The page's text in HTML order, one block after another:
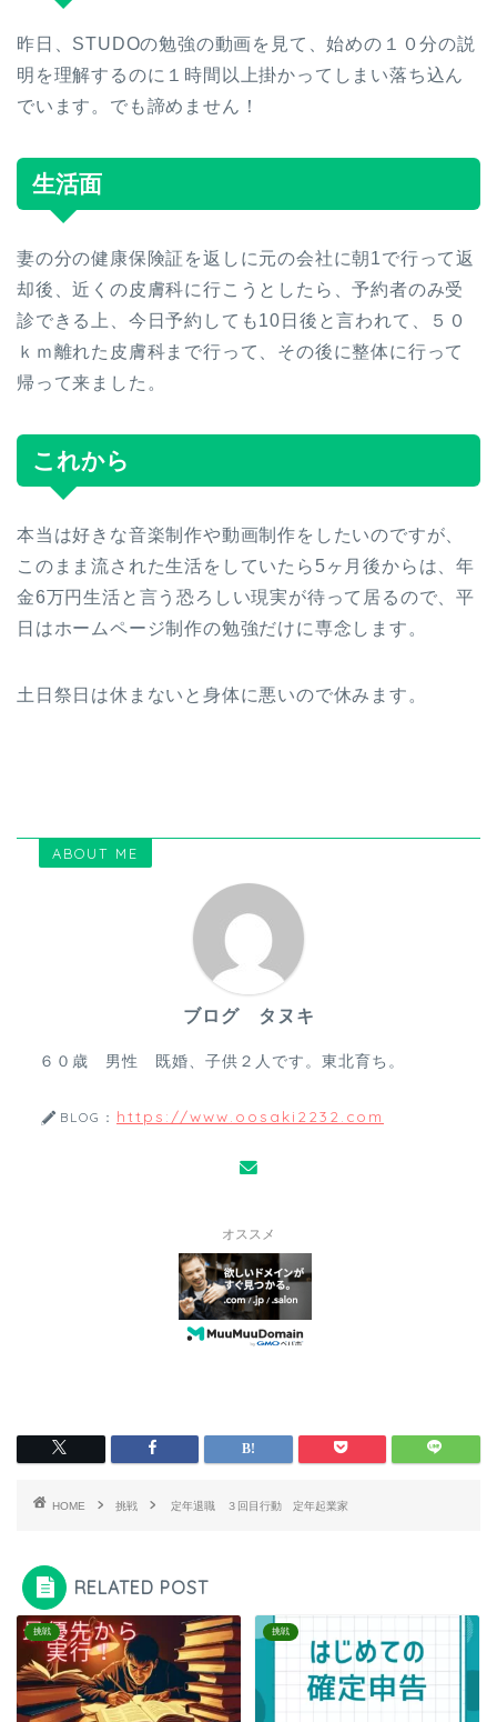
昨日、STUDOの勉強の動画を見て、始めの１０分の説
明を理解するのに１時間以上掛かってしまい落ち込ん
でいます。でも諦めません！
生活面
妻の分の健康保険証を返しに元の会社に朝1で行って返
却後、近くの皮膚科に行こうとしたら、予約者のみ受
診できる上、今日予約しても10日後と言われて、５０
ｋｍ離れた皮膚科まで行って、その後に整体に行って
帰って来ました。
これから
本当は好きな音楽制作や動画制作をしたいのですが、
このまま流された生活をしていたら5ヶ月後からは、年
金6万円生活と言う恐ろしい現実が待って居るので、平
日はホームページ制作の勉強だけに専念します。
土日祭日は休まないと身体に悪いので休みます。
ABOUT ME
ブログ タヌキ
６０歳 男性 既婚、子供２人です。東北育ち。
BLOG： https://www.oosaki2232.com
オススメ
HOME 挑戦 定年退職 ３回目行動 定年起業家
RELATED POST
挑戦 挑戦